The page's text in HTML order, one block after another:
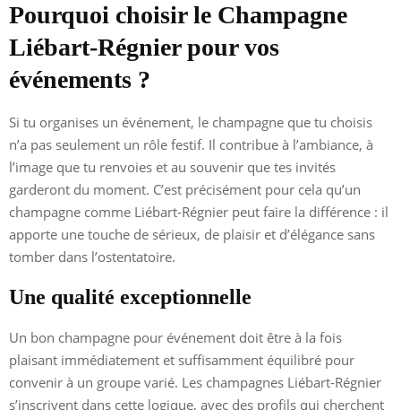
Pourquoi choisir le Champagne
Liébart-Régnier pour vos
événements ?
Si tu organises un événement, le champagne que tu choisis
n’a pas seulement un rôle festif. Il contribue à l’ambiance, à
l’image que tu renvoies et au souvenir que tes invités
garderont du moment. C’est précisément pour cela qu’un
champagne comme Liébart-Régnier peut faire la différence : il
apporte une touche de sérieux, de plaisir et d’élégance sans
tomber dans l’ostentatoire.
Une qualité exceptionnelle
Un bon champagne pour événement doit être à la fois
plaisant immédiatement et suffisamment équilibré pour
convenir à un groupe varié. Les champagnes Liébart-Régnier
s’inscrivent dans cette logique, avec des profils qui cherchent